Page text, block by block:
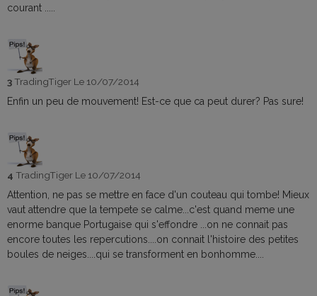
courant .....
3TradingTiger Le 10/07/2014
Enfin un peu de mouvement! Est-ce que ca peut durer? Pas sure!
4 TradingTiger Le 10/07/2014
Attention, ne pas se mettre en face d'un couteau qui tombe! Mieux
vaut attendre que la tempete se calme...c'est quand meme une
enorme banque Portugaise qui s'effondre ...on ne connait pas
encore toutes les repercutions....on connait l'histoire des petites
boules de neiges....qui se transforment en bonhomme....